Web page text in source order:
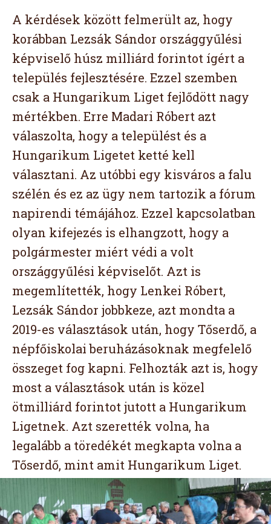
A kérdések között felmerült az, hogy
korábban Lezsák Sándor országgyűlési
képviselő húsz milliárd forintot ígért a
település fejlesztésére. Ezzel szemben
csak a Hungarikum Liget fejlődött nagy
mértékben. Erre Madari Róbert azt
válaszolta, hogy a települést és a
Hungarikum Ligetet ketté kell
választani. Az utóbbi egy kisváros a falu
szélén és ez az ügy nem tartozik a fórum
napirendi témájához. Ezzel kapcsolatban
olyan kifejezés is elhangzott, hogy a
polgármester miért védi a volt
országgyűlési képviselőt. Azt is
megemlítették, hogy Lenkei Róbert,
Lezsák Sándor jobbkeze, azt mondta a
2019-es választások után, hogy Tőserdő, a
népfőiskolai beruházásoknak megfelelő
összeget fog kapni. Felhozták azt is, hogy
most a választások után is közel
ötmilliárd forintot jutott a Hungarikum
Ligetnek. Azt szerették volna, ha
legalább a töredékét megkapta volna a
Tőserdő, mint amit Hungarikum Liget.